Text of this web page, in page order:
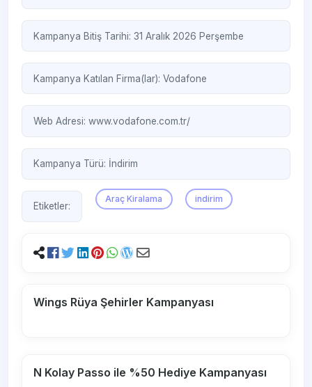
Kampanya Bitiş Tarihi: 31 Aralık 2026 Perşembe
Kampanya Katılan Firma(lar):Vodafone
Web Adresi:www.vodafone.com.tr/ ‎
Kampanya Türü: İndirim
Etiketler:
Araç Kiralama indirim
Wings Rüya Şehirler Kampanyası
N Kolay Passo ile %50 Hediye Kampanyası